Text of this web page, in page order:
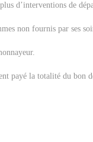
d’interventions de
non fournis par ses
payé la totalité du